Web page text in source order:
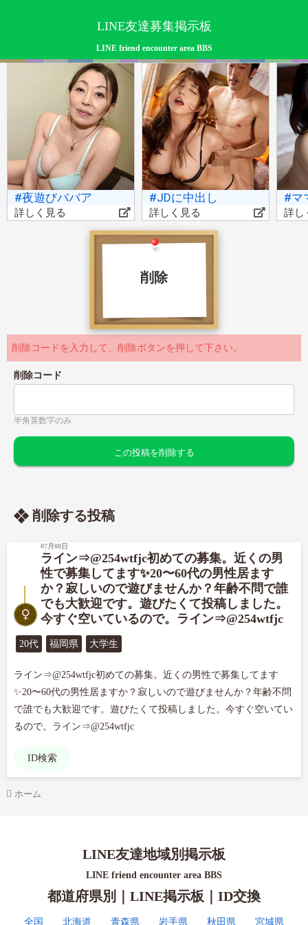
LINE友達募集掲示板
LINE friend encounter area BBS
#夜遊びババア
詳しく見る
#JDに中出し
詳しく見る
#マ
詳し
削除
削除コードを入力して、削除ボタンを押して下さい。
削除コード
半角英数字のみ
削除する投稿
07月08日
ライン⇒@254wtfjc初めての募集。近くの男
性で募集してます✨20〜60代の男性居ます
か？寂しいので遊びませんか？年齢不問で誰
でも大歓迎です。遊びたくて投稿しました。
今すぐ空いているので。ライン⇒@254wtfjc
20代 福岡県 大学生
ライン⇒@254wtfjc初めての募集。近くの男性で募集してます
✨20〜60代の男性居ますか？寂しいので遊びませんか？年齢不問
で誰でも大歓迎です。遊びたくて投稿しました。今すぐ空いてい
るので。ライン⇒@254wtfjc
ID検索
ホーム
LINE友達地域別掲示板
LINE friend encounter area BBS
都道府県別｜LINE掲示板｜ID交換
全国 北海道 青森県 岩手県 秋田県 宮城県